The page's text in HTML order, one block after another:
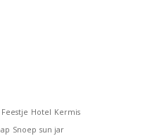
Feestje Hotel Kermis
Snoep sun jar